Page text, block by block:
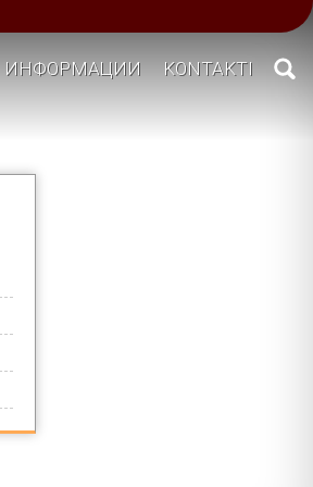
ИНФОРМАЦИИ KONTAKTI